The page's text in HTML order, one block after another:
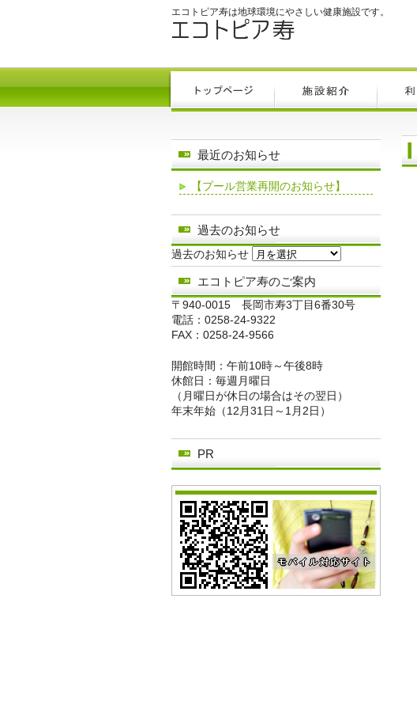
エコトピア寿は地球環境にやさしい健康施設です。
最近のお知らせ
【プール営業再開のお知らせ】
過去のお知らせ
過去のお知らせ
エコトピア寿のご案内
〒940-0015 長岡市寿3丁目6番30号
電話：0258-24-9322
FAX：0258-24-9566
開館時間：午前10時～午後8時
休館日：毎週月曜日
（月曜日が休日の場合はその翌日）
年末年始（12月31日～1月2日）
PR